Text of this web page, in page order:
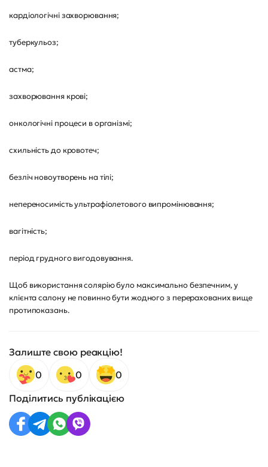
кардіологічні захворювання;
туберкульоз;
астма;
захворювання крові;
онкологічні процеси в організмі;
схильність до кровотеч;
безліч новоутворень на тілі;
непереносимість ультрафіолетового випромінювання;
вагітність;
період грудного вигодовування.
Щоб використання солярію було максимально безпечним, у
клієнта салону не повинно бути жодного з перерахованих вище
протипоказань.
Залиште свою реакцію!
0
0
0
Поділитись публікацією